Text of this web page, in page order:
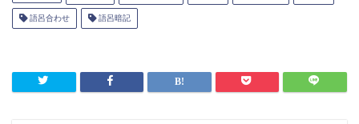
語呂合わせ 語呂暗記